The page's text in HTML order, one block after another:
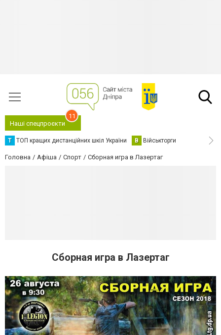
Наші спецпроєкти
11
Т ТОП кращих дистанційних шкіл України В Військторги
Головна Афіша Спорт Сборная игра в Лазертаг
Сборная игра в Лазертаг